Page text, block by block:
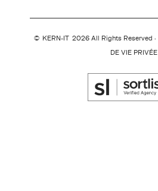
© KERN-IT 2026 All Rights Reserved ·
DE VIE PRIVÉE